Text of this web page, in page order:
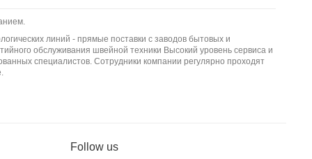
линий - прямые поставки с заводов бытовых и
обслуживания швейной техники Высокий уровень сервиса и
специалистов. Сотрудники компании регулярно проходят
Follow us